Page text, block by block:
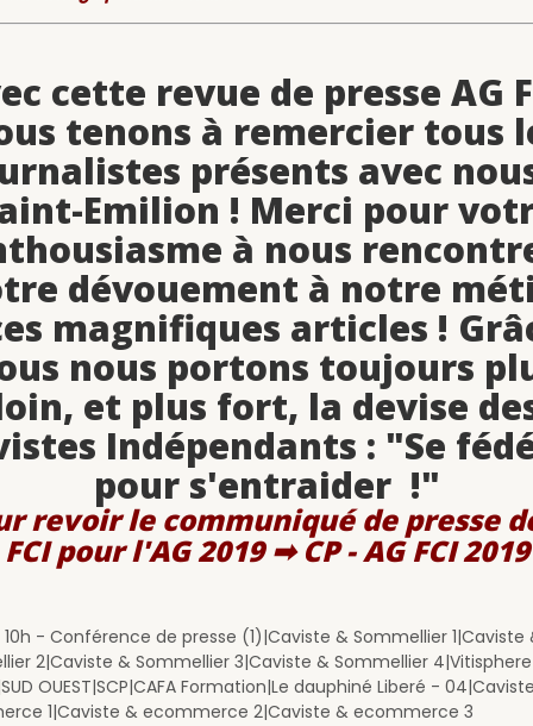
cette revue de presse AG
tenons à remercier tous
présents avec
Emilion ! Merci pour
à nous
dévouement à notre
magnifiques articles !
nous portons toujours
et plus fort, la devise
Indépendants : "Se
pour s'entraider !"
revoir le communiqué de presse
FCI pour l'AG 2019 ➡CP - AG FCI 2019
- Conférence de presse (1)|Caviste & Sommellier 1|Caviste
2|Caviste & Sommellier 3|Caviste & Sommellier
OUEST|SCP|CAFA Formation|Le dauphiné Liberé -
1|Caviste & ecommerce 2|Caviste & ecommerce 3